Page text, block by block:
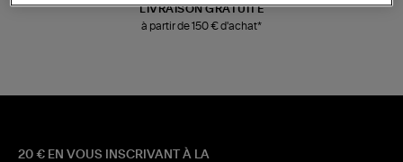
LIVRAISON GRATUITE
à partir de 150 € d'achat*
20 € EN VOUS INSCRIVANT À LA